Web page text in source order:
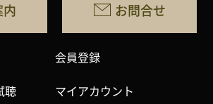
お問合せ
聴
会員登録
マイアカウント